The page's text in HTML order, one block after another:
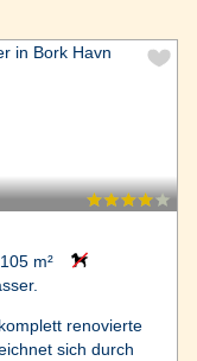
m²
renovierte
sich durch